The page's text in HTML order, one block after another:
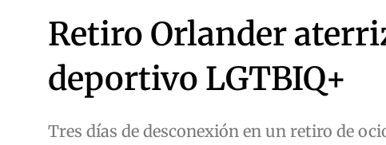
Retiro Orlander
deportivo LGTBIQ+
Tres días de desconexión en un retiro de